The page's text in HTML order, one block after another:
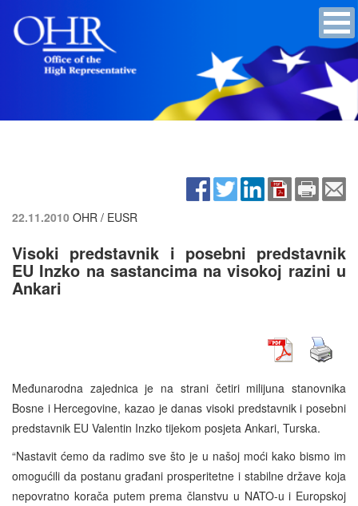
22.11.2010 OHR / EUSR
Visoki predstavnik i posebni predstavnik
EU Inzko na sastancima na visokoj razini u
Ankari
Međunarodna zajednica je na strani četiri milijuna stanovnika
Bosne i Hercegovine, kazao je danas visoki predstavnik i posebni
predstavnik EU Valentin Inzko tijekom posjeta Ankari, Turska.
“Nastavit ćemo da radimo sve što je u našoj moći kako bismo im
omogućili da postanu građani prosperitetne i stabilne države koja
nepovratno korača putem prema članstvu u NATO-u i Europskoj